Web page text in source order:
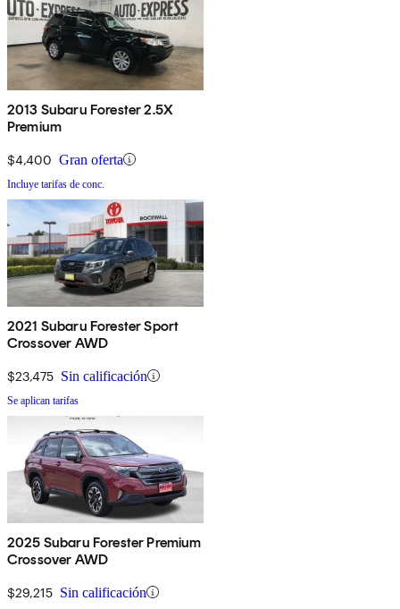
2013 Subaru Forester 2.5X
Premium
$4,400 Gran oferta
Incluye tarifas de conc.
2021 Subaru Forester Sport
Crossover AWD
$23,475 Sin calificación
Se aplican tarifas
2025 Subaru Forester Premium
Crossover AWD
$29,215 Sin calificación